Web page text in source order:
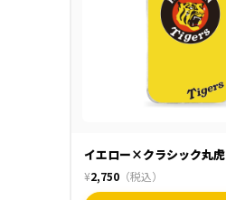
イエロー×クラシック丸虎
¥2,750（税込）